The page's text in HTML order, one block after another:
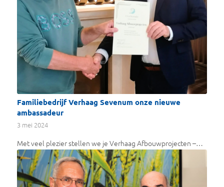
Familiebedrijf Verhaag Sevenum onze nieuwe
ambassadeur
3 mei 2024
Met veel plezier stellen we je Verhaag Afbouwprojecten –…